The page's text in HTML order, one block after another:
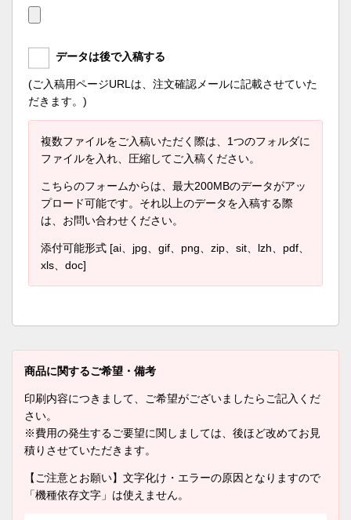
データは後で入稿する
(ご入稿用ページURLは、注文確認メールに記載させていた
だきます。)
複数ファイルをご入稿いただく際は、1つのフォルダに
ファイルを入れ、圧縮してご入稿ください。
こちらのフォームからは、最大200MBのデータがアッ
プロード可能です。それ以上のデータを入稿する際
は、お問い合わせください。
添付可能形式 [ai、jpg、gif、png、zip、sit、lzh、pdf、
xls、doc]
商品に関するご希望・備考
印刷内容につきまして、ご希望がございましたらご記入くだ
さい。
※費用の発生するご要望に関しましては、後ほど改めてお見
積りさせていただきます。
【ご注意とお願い】文字化け・エラーの原因となりますので
「機種依存文字」は使えません。